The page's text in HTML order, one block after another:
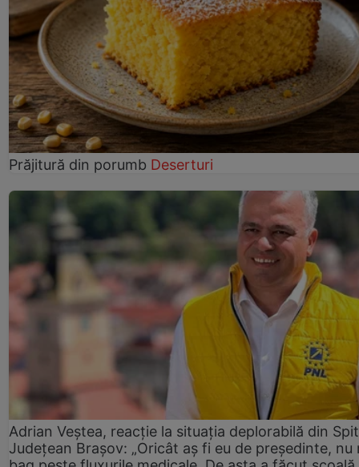
Prăjitură din porumb Deserturi
Adrian Veștea, reacție la situația deplorabilă din
Județean Brașov: „Oricât aș fi eu de președinte, nu